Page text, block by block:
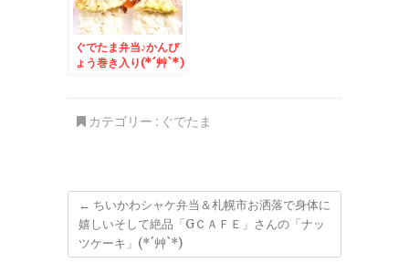
ぐでたま弁当♪かんぴ
ょう巻き入り(*´艸`*)
ぽんドレッシング」ど
カテゴリー : ぐでたま
← ちいかわシャケ弁当＆札幌市お洒落で身体に
嬉しいそして絶品「GＣＡＦＥ」さんの「ナッ
ツケーキ」(*´艸`*)